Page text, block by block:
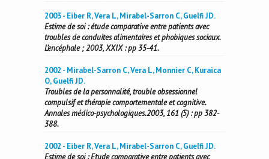
2003 - Eiber R, Vera L, Mirabel-Sarron C, Guelfi JD.
Estime de soi : étude comparative entre patients avec
troubles de conduites alimentaires et phobiques sociaux.
L’encéphale ; 2003, XXIX : pp 35-41.
2002 - Mirabel-Sarron C, Vera L, Monnier C, Kuraica
O, Guelfi JD.
Troubles de la personnalité, trouble obsessionnel
compulsif et thérapie comportementale et cognitive.
Annales médico-psychologiques.2003, 161 (5) : pp 382-
388.
2002 - Eiber R, Vera L, Mirabel-Sarron C, Guelfi JD.
Estime de soi : Etude comparative entre patients avec